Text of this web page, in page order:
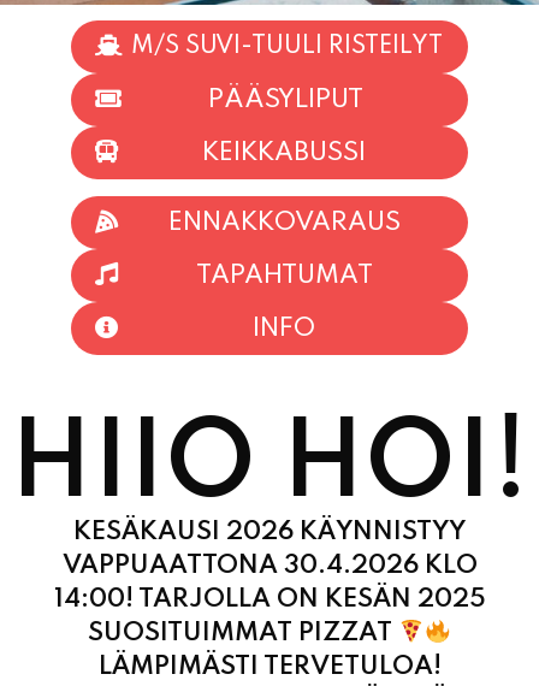
M/S SUVI-TUULI RISTEILYT
PÄÄSYLIPUT
KEIKKABUSSI
ENNAKKOVARAUS
TAPAHTUMAT
INFO
HIIO HOI!
KESÄKAUSI 2026 KÄYNNISTYY
VAPPUAATTONA 30.4.2026 KLO
14:00! TARJOLLA ON KESÄN 2025
SUOSITUIMMAT PIZZAT
LÄMPIMÄSTI TERVETULOA!